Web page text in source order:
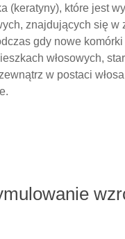
(keratyny), które jest
znajdujących się w
gdy nowe komórki
włosowych,
w postaci